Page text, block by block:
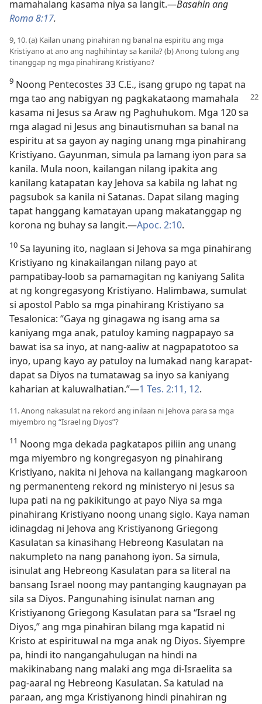
mamahalang kasama niya sa langit.​—Basahin ang
Roma 8:17.
9, 10. (a) Kailan unang pinahiran ng banal na espiritu ang mga
Kristiyano at ano ang naghihintay sa kanila? (b) Anong tulong ang
tinanggap ng mga pinahirang Kristiyano?
9 Noong Pentecostes 33 C.E., isang grupo ng tapat na
mga tao ang nabigyan ng pagkakataong mamahala
kasama ni Jesus sa Araw ng Paghuhukom. Mga 120 sa
mga alagad ni Jesus ang binautismuhan sa banal na
espiritu at sa gayon ay naging unang mga pinahirang
Kristiyano. Gayunman, simula pa lamang iyon para sa
kanila. Mula noon, kailangan nilang ipakita ang
kanilang katapatan kay Jehova sa kabila ng lahat ng
pagsubok sa kanila ni Satanas. Dapat silang maging
tapat hanggang kamatayan upang makatanggap ng
korona ng buhay sa langit.​—Apoc. 2:10.
10 Sa layuning ito, naglaan si Jehova sa mga pinahirang
Kristiyano ng kinakailangan nilang payo at
pampatibay-loob sa pamamagitan ng kaniyang Salita
at ng kongregasyong Kristiyano. Halimbawa, sumulat
si apostol Pablo sa mga pinahirang Kristiyano sa
Tesalonica: “Gaya ng ginagawa ng isang ama sa
kaniyang mga anak, patuloy kaming nagpapayo sa
bawat isa sa inyo, at nang-aaliw at nagpapatotoo sa
inyo, upang kayo ay patuloy na lumakad nang karapat-
dapat sa Diyos na tumatawag sa inyo sa kaniyang
kaharian at kaluwalhatian.”​—1 Tes. 2:11, 12.
11. Anong nakasulat na rekord ang inilaan ni Jehova para sa mga
miyembro ng “Israel ng Diyos”?
11 Noong mga dekada pagkatapos piliin ang unang
mga miyembro ng kongregasyon ng pinahirang
Kristiyano, nakita ni Jehova na kailangang magkaroon
ng permanenteng rekord ng ministeryo ni Jesus sa
lupa pati na ng pakikitungo at payo Niya sa mga
pinahirang Kristiyano noong unang siglo. Kaya naman
idinagdag ni Jehova ang Kristiyanong Griegong
Kasulatan sa kinasihang Hebreong Kasulatan na
nakumpleto na nang panahong iyon. Sa simula,
isinulat ang Hebreong Kasulatan para sa literal na
bansang Israel noong may pantanging kaugnayan pa
sila sa Diyos. Pangunahing isinulat naman ang
Kristiyanong Griegong Kasulatan para sa “Israel ng
Diyos,” ang mga pinahiran bilang mga kapatid ni
Kristo at espirituwal na mga anak ng Diyos. Siyempre
pa, hindi ito nangangahulugan na hindi na
makikinabang nang malaki ang mga di-Israelita sa
pag-aaral ng Hebreong Kasulatan. Sa katulad na
paraan, ang mga Kristiyanong hindi pinahiran ng